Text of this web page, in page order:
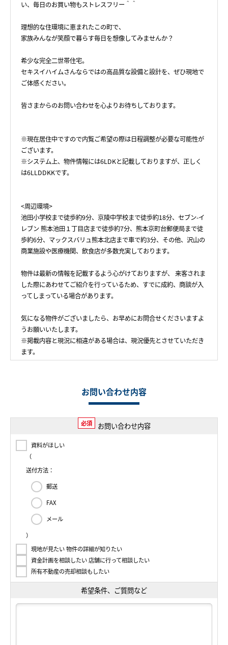
い、毎日のお買い物もストレスフリー＾＾
理想的な住環境に恵まれたこの町で、
家族みんなが笑顔で暮らす毎日を想像してみませんか？
希少な完全二世帯住宅。
セキスイハイムさんならではの高品質な設備と設計を、ぜひ現地で
ご体感ください。
皆さまからのお問い合わせを心よりお待ちしております。
※現在居住中ですので内覧ご希望の際は日程調整が必要な可能性が
ございます。
※システム上、物件情報には6LDKと記載しておりますが、正しく
は6LLDDKKです。
<周辺環境>
池田小学校まで徒歩約9分、京陵中学校まで徒歩約18分、セブン-イ
レブン 熊本池田１丁目店まで徒歩約7分、熊本京町台郵便局まで徒
歩約6分、マックスバリュ熊本北店まで車で約3分、その他、沢山の
商業施設や医療機関、飲食店が多数充実しております。
物件は最新の情報を記載するよう心がけておりますが、 来客されま
した際にあわせてご紹介を行っているため、すでに成約、商談が入
ってしまっている場合があります。
気になる物件がございましたら、お早めにお問合せくださいますよ
うお願いいたします。
※掲載内容と現況に相違がある場合は、現況優先とさせていただき
ます。
お問い合わせ内容
必須 お問い合わせ内容
資料がほしい
（
送付方法：
郵送
FAX
メール
）
現地が見たい 物件の詳細が知りたい
資金計画を相談したい 店舗に行って相談したい
所有不動産の売却相談もしたい
希望条件、ご質問など